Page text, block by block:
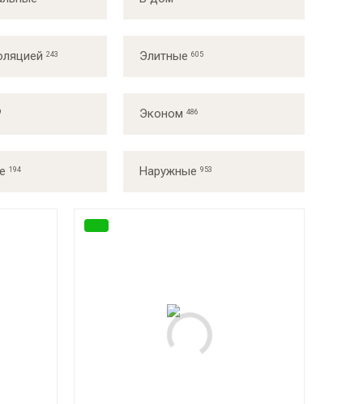
Элитные
Эконом
Наружные